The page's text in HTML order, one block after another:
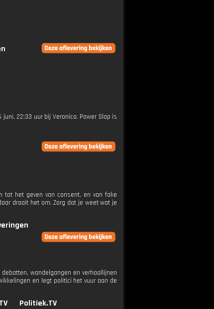
juni, 22:33 uur bij Veronica. Power Slap is
tot het geven van consent, en van fake
draait het om. Zorg dat je weet wat je
wandelgangen en verhaallijnen
en legt politici het vuur aan de
Politiek.TV